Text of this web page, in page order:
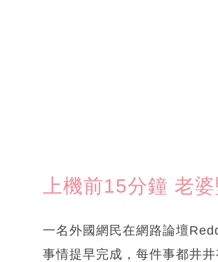
上機前15分鐘 老
一名外國網民在網路論壇
事情提早完成，每件事都井